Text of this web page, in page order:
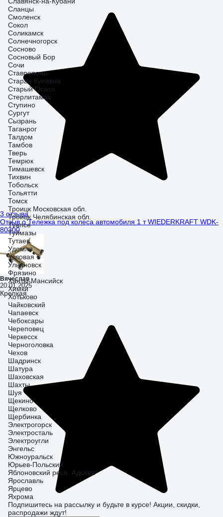
3 отзыва
Отзыв о Тележка под колеса автомобиля 1 т WIEDERKRAFT WDK-
80300
Вячеслав
20.01.2025
Крепкая
Сланцы
Смоленск
Сокол
Соликамск
Солнечногорск
Сосново
Сосновый Бор
Сочи
Ставрополь
Старая Купавна
Старый Оскол
Стерлитамак
Ступино
Сургут
Сызрань
Таганрог
Талдом
Тамбов
Тверь
Темрюк
Тимашевск
Тихвин
Тобольск
Тольятти
Томск
Троицк Московская обл.
Троицк Челябинская обл.
Туапсе
Туймазы
Тутаев
Удомля
Узловая
Ульяновск
Фрязино
Ханты-Мансийск
Химки
Хотьково
Чайковский
Чапаевск
Чебоксары
Череповец
Черкесск
Черноголовка
Чехов
Шадринск
Шатура
Шаховская
Шахты
Шуя
Щекино
Щелково
Щербинка
Электрогорск
Электросталь
Электроугли
Энгельс
Южноуральск
Юрьев-Польский
Яблоновский респ. Адыгея
Ярославль
Ярцево
Яхрома
Подпишитесь на рассылку и будьте в курсе! Акции, скидки,
распродажи ждут!